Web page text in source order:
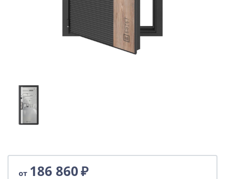
от 186 860₽